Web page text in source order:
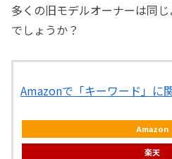
多くの旧モデルオーナーは同
でしょうか？
Amazonで「キーワード」に
Amazon
楽天